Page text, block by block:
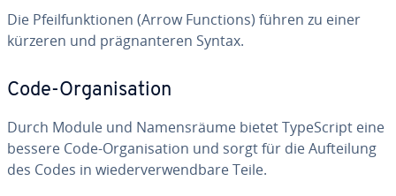
Die Pfeil­funk­tio­nen (Arrow Functions) führen zu einer
kürzeren und prä­gnan­te­ren Syntax.
Code-Or­ga­ni­sa­ti­on
Durch Module und Na­mens­räu­me bietet Ty­pe­Script eine
bessere Code-Or­ga­ni­sa­ti­on und sorgt für die Auf­tei­lung
des Codes in wie­der­ver­wend­ba­re Teile.